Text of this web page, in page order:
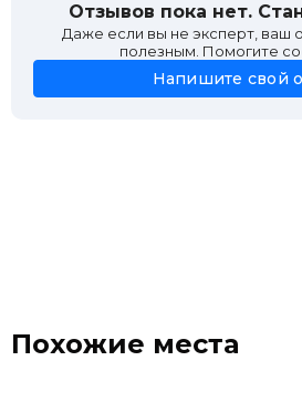
Отзывов пока нет.
Даже если вы не эксперт, ваш
полезным. Помогите
Напишите свой
Похожие места